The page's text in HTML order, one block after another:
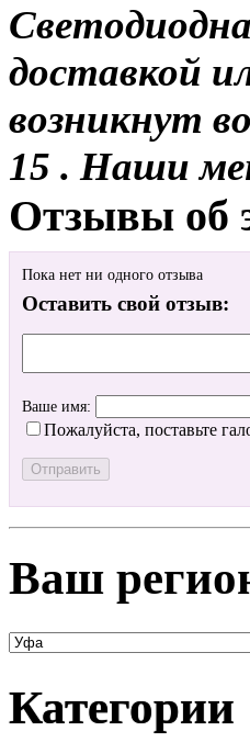
доставкой
возникнут
15 . Наши
Отзывы об
Пока нет ни одного отзыва
Оставить свой отзыв:
Ваше имя:
Пожалуйста, поставьте
Ваш
Категории